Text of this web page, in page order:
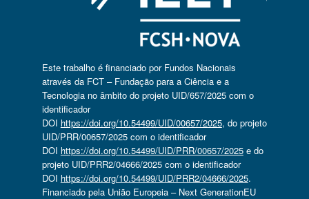
Este trabalho é financiado por Fundos Nacionais
através da FCT – Fundação para a Ciência e a
Tecnologia no âmbito do projeto UID/657/2025 com o
identificador
DOI https://doi.org/10.54499/UID/00657/2025, do projeto
UID/PRR/00657/2025 com o identificador
DOI https://doi.org/10.54499/UID/PRR/00657/2025e do
projeto UID/PRR2/04666/2025 com o identificador
DOI https://doi.org/10.54499/UID/PRR2/04666/2025.
Financiado pela União Europeia – Next GenerationEU